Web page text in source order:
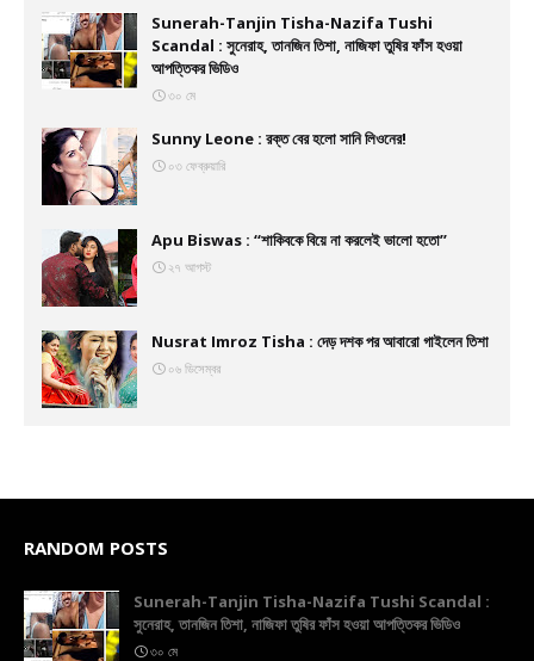
Sunerah-Tanjin Tisha-Nazifa Tushi
Scandal : সুনেরাহ, তানজিন তিশা, নাজিফা তুষির ফাঁস হওয়া
আপত্তিকর ভিডিও
৩০ মে
Sunny Leone : রক্ত বের হলো সানি লিওনের!
০৩ ফেব্রুয়ারি
Apu Biswas : ‘‘শাকিবকে বিয়ে না করলেই ভালো হতো’’
২৭ আগস্ট
Nusrat Imroz Tisha : দেড় দশক পর আবারো গাইলেন তিশা
০৬ ডিসেম্বর
RANDOM POSTS
Sunerah-Tanjin Tisha-Nazifa Tushi Scandal :
সুনেরাহ, তানজিন তিশা, নাজিফা তুষির ফাঁস হওয়া আপত্তিকর ভিডিও
৩০ মে